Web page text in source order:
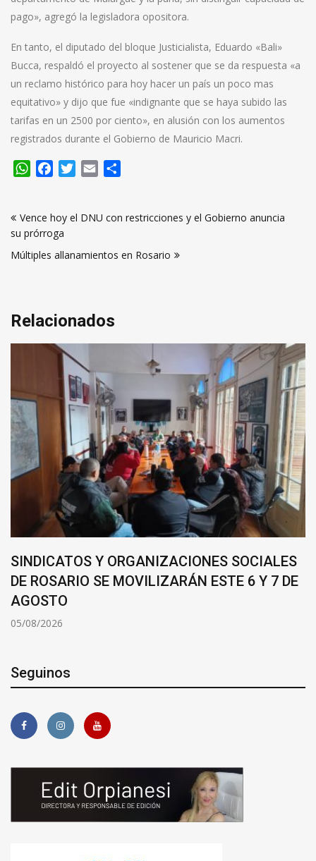
pago», agregó la legisladora opositora.
En tanto, el diputado del bloque Justicialista, Eduardo «Bali»
Bucca, respaldó el proyecto al sostener que se da respuesta «a
un reclamo histórico para hoy hacer un país un poco mas
equitativo» y dijo que fue «indignante que se haya subido las
tarifas en un 2500 por ciento», en alusión con los aumentos
registrados durante el Gobierno de Mauricio Macri.
WhatsApp
FacebookTwitter
Email
de
entradas
Vence hoy el DNU con restricciones y el Gobierno anuncia
su prórroga
Múltiples allanamientos en Rosario
Relacionados
SINDICATOS Y ORGANIZACIONES SOCIALES
DE ROSARIO SE MOVILIZARÁN ESTE 6 Y 7 DE
AGOSTO
05/08/2026
Seguinos